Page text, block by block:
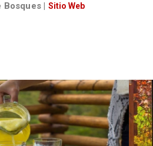
Bosques | Sitio Web